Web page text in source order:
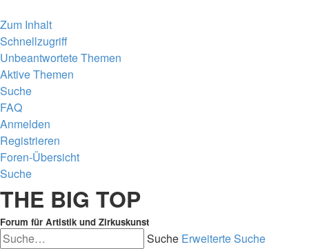
Zum Inhalt
Schnellzugriff
Unbeantwortete Themen
Aktive Themen
Suche
FAQ
Anmelden
Registrieren
Foren-Übersicht
Suche
THE BIG TOP
Forum für Artistik und Zirkuskunst
Suche Erweiterte Suche